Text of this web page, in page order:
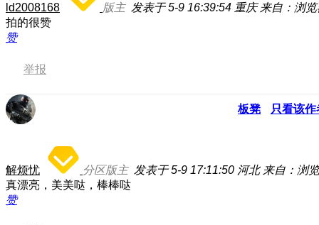
ld2008168 版主 发表于 5-9 16:39:54 重庆 来自：浏
拍的很赞
赞
举报
板凳 只看该作
解烦忧 分区版主 发表于 5-9 17:11:50 河北 来自：浏
真漂亮，美美哒，棒棒哒
赞